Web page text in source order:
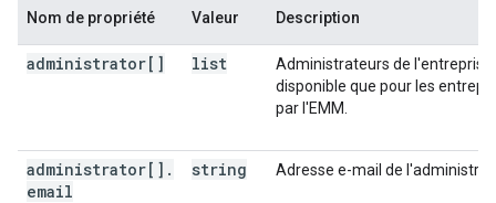
Nom de propriété Valeur Description
administrator[] list
Administrateurs de
disponible que pour les
par l'EMM.
administrator[] .
email
string Adresse e-mail de